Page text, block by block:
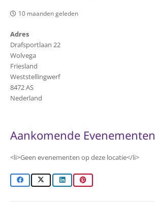
10 maanden geleden
Adres
Drafsportlaan 22
Wolvega
Friesland
Weststellingwerf
8472 AS
Nederland
Aankomende Evenementen
<li>Geen evenementen op deze locatie</li>